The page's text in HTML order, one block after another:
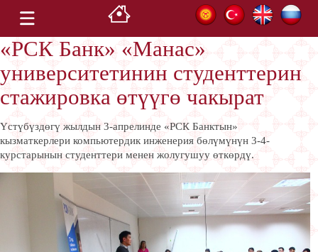
«РСК Банк» «Манас»
университетинин студенттерин
стажировка өтүүгө чакырат
Үстүбүздөгү жылдын 3-апрелинде «РСК Банктын»
кызматкерлери компьютердик инженерия бөлүмүнүн 3-4-
курстарынын студенттери менен жолугушуу өткөрдү.